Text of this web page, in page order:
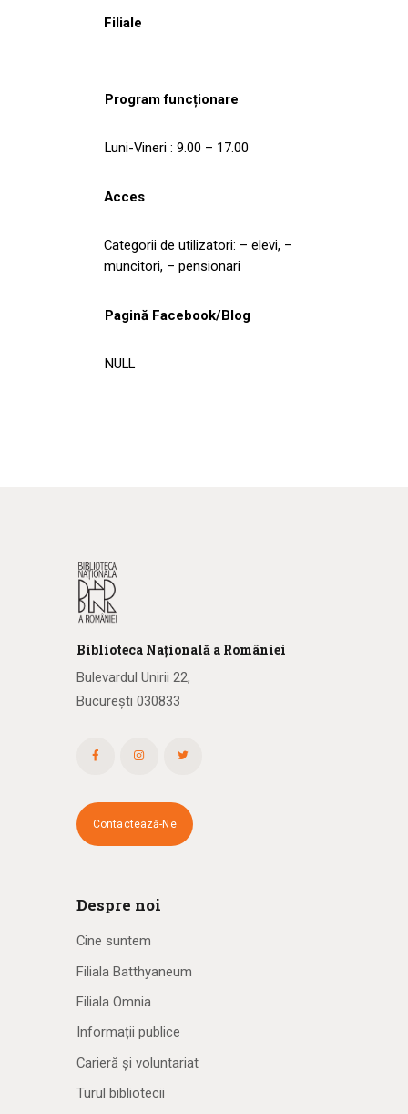
Filiale
Program funcționare
Luni-Vineri : 9.00 – 17.00
Acces
Categorii de utilizatori: – elevi, –
muncitori, – pensionari
Pagină Facebook/Blog
NULL
Biblioteca Națională a României
Bulevardul Unirii 22,
București 030833
Contactează-Ne
Despre noi
Cine suntem
Filiala Batthyaneum
Filiala Omnia
Informații publice
Carieră și voluntariat
Turul bibliotecii